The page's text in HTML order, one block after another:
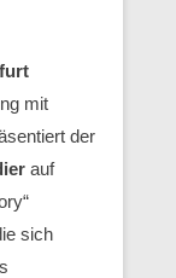
mit
der
auf
sich